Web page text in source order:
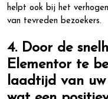
helpt ook bij het
van tevreden bezoekers.
4. Door de
Elementor te
laadtijd van uw